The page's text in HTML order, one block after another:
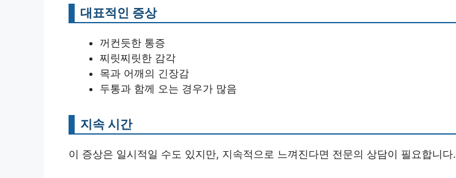
대표적인 증상
꺼컨듯한 통증
찌릿찌릿한 감각
목과 어깨의 긴장감
두통과 함께 오는 경우가 많음
지속 시간
이 증상은 일시적일 수도 있지만, 지속적으로 느껴진다면 전문의 상담이 필요합니다.